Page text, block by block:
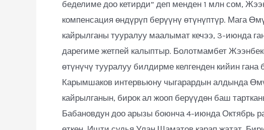
беделиме доо кетирди” деп менден 1 млн сом,
компенсация өндүрүп берүүнү өтүнүптүр. Мага
кайрылганы тууралуу маалымат кечээ, 3-июнда
дарегиме жетпей калыптыр. Болотмамбет
өтүнүчү тууралуу билдирме келгенден кийин
Карымшаков интервьюну чыгарардын алдында
кайрылганын, бирок ал жооп берүүдөн баш
Бабановдун доо арызы боюнча 4-июнда Октябрь